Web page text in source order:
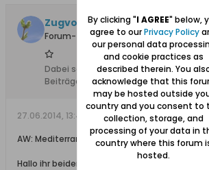
Zugvogel
Forum-Teilnehmer
Dabei seit:
23.06.2014
Beiträge:
27.06.2014, 13:48
AW: Mediterrane Stimmung in Fürstenwerder
Hallo ihr beiden,
By clicking "I AGREE" below,
agree to ourPrivacy Policy
our personal data
and cookie practices as
described therein. You
acknowledge that this
may be hosted outside
country and you consent to
collection, storage, and
processing of your data in
country where this forum
hosted.